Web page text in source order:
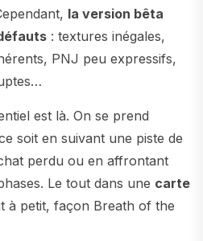
la version bêta
: textures inégales,
PNJ peu expressifs,
est là. On se prend
soit en suivant une piste de
perdu ou en affrontant
Le tout dans une carte
à petit, façon Breath of the